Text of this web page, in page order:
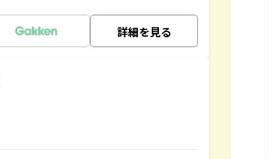
詳細を見る